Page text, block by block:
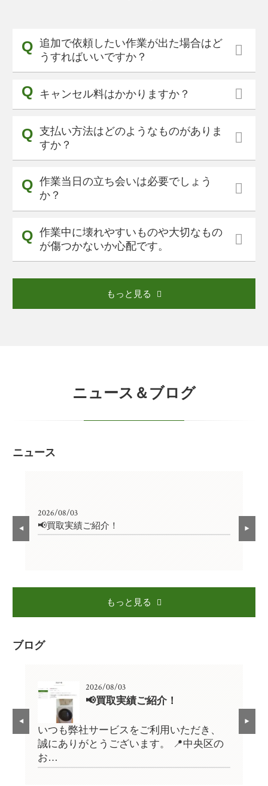
追加で依頼したい作業が出た場合はど
うすればいいですか？
キャンセル料はかかりますか？
支払い方法はどのようなものがありま
すか？
作業当日の立ち会いは必要でしょう
か？
作業中に壊れやすいものや大切なもの
が傷つかないか心配です。
もっと見る
ニュース＆ブログ
ニュース
2026/08/03
📢買取実績ご紹介！
もっと見る
ブログ
2026/08/03
📢買取実績ご紹介！
いつも弊社サービスをご利用いただき、
誠にありがとうございます。 📍中央区の
お…